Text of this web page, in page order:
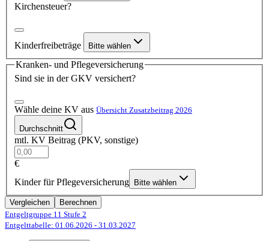
Kirchensteuer?
Kinderfreibeträge Bitte wählen
Kranken- und Pflegeversicherung
Sind sie in der GKV versichert?
Wähle deine KV aus Übersicht Zusatzbeitrag 2026
Durchschnitt
mtl. KV Beitrag (PKV, sonstige)
€
Kinder für Pflegeversicherung
Bitte wählen
Vergleichen
Berechnen
Entgeltgruppe 11 Stufe 2
Entgelttabelle: 01.06.2026 - 31.03.2027